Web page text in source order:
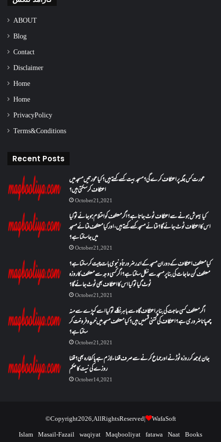
ABOUT
Blog
Contact
Disclaimer
Home
Home
Privacy Policy
Terms & Conditions
Recent Posts
عورت کس جگہ پر اعتکاف کرے گی؟مسجد بیت کسے کہتے ہیں؟کیا عورتیں مسجد میں
اعتکاف کر سکتی ہیں؟
October 21, 2021
کیا بیہوش ہونے سے اعتکاف ٹوٹ جاتا ہے؟ اگر معتکف کو احتلام ہو جائے تو کیا
اس کا اعتکاف ٹوٹ جائے گا؟فنائے مسجد کسے کہتے ہیں ، اور کیا معتکف فنائے مسجد
میں جا سکتا ہے؟
October 21, 2021
کیا معتکف اعتکاف کے دوران مسجد کے اندر ضرورتاً دنیوی بات چیت کر سکتا ہے؟
معتکف کن حاجات کی بنا پر مسجد سے نکل سکتا ہے؟ اگر کسی وجہ سے معتکف کا روزہ
ٹوٹ گیا تو کیا اس کا اعتکاف بھی ٹوٹ جائے گا؟
October 21, 2021
اگر معتکف کسی حاجت کی بنا پر اعتکاف گاہ سے باہر نکلے تو کیا اسے کپڑے سے منہ
چھپانا ضروری ہے؟اعتکاف کی کتنی قسمیں ہیں؟کیا معتکف مسجد میں خرید و فروخت کر
سکتا ہے؟
October 21, 2021
جان بوجھ کر روزہ ٹوڑنے اور جماع کرنے سے صرف قضاء لازم ہے یا کفارہ بھی؟ قضا
روزے کی نیت کا حکم
October 14, 2021
© Copyright 2026, All Rights Reserved |
WafaSoft
Islam Masail-Fazail waqiyat Maqbooliyat fatawa Naat Books